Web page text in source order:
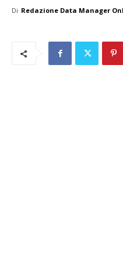
Di Redazione Data Manager